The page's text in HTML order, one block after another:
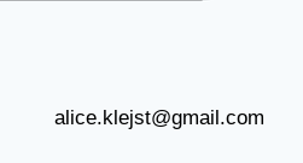
alice.klejst@gmail.com